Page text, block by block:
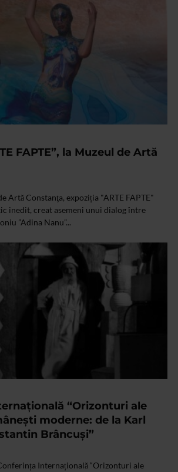
FAPTE”, la Muzeul de Artă
Artă Constanţa, expoziția "ARTE FAPTE"
inedit, creat asemeni unui dialog între
”Adina Nanu”...
“Orizonturi ale
moderne: de la Karl
Brâncuși”
Internațională “Orizonturi ale